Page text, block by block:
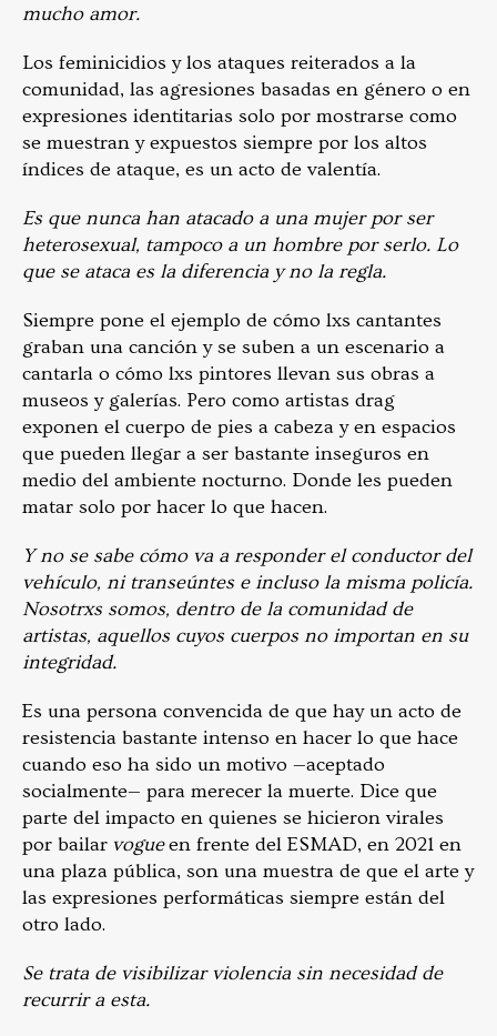
mucho amor.
Los feminicidios y los ataques reiterados a la
comunidad, las agresiones basadas en género o en
expresiones identitarias solo por mostrarse como
se muestran y expuestos siempre por los altos
índices de ataque, es un acto de valentía.
Es que nunca han atacado a una mujer por ser
heterosexual, tampoco a un hombre por serlo. Lo
que se ataca es la diferencia y no la regla.
Siempre pone el ejemplo de cómo lxs cantantes
graban una canción y se suben a un escenario a
cantarla o cómo lxs pintores llevan sus obras a
museos y galerías. Pero como artistas drag
exponen el cuerpo de pies a cabeza y en espacios
que pueden llegar a ser bastante inseguros en
medio del ambiente nocturno. Donde les pueden
matar solo por hacer lo que hacen.
Y no se sabe cómo va a responder el conductor del
vehículo, ni transeúntes e incluso la misma policía.
Nosotrxs somos, dentro de la comunidad de
artistas, aquellos cuyos cuerpos no importan en su
integridad.
Es una persona convencida de que hay un acto de
resistencia bastante intenso en hacer lo que hace
cuando eso ha sido un motivo —aceptado
socialmente— para merecer la muerte. Dice que
parte del impacto en quienes se hicieron virales
por bailar vogueen frente del ESMAD, en 2021 en
una plaza pública, son una muestra de que el arte y
las expresiones performáticas siempre están del
otro lado.
Se trata de visibilizar violencia sin necesidad de
recurrir a esta.